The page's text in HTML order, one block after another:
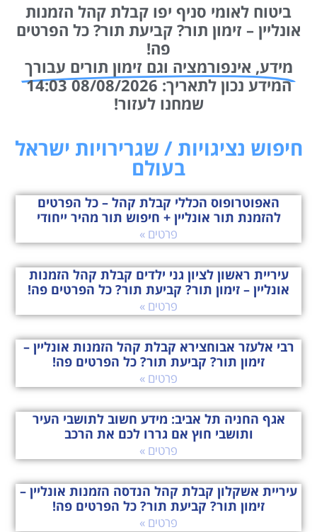
ביטוח לאומי סניף יפו קבלת קהל הזמנות
אונליין – זימון תור? קביעת תור? כל הפרטים
פה!
מידע, אינפורמציה וגם זימון תורים עבורך
המידע נכון לתאריך: 08/08/2026 14:03
שמחנו לעזור!
חיפוש נציגויות / שגרירויות ישראל
בעולם
האפוטרופוס הכללי קבלת קהל – כל הפרטים
להזמנת תור אונליין + חיפוש תור מהיר ייחודי
פרטים »
עיריית ראשון לציון גני ילדים קבלת קהל הזמנות
אונליין – זימון תור? קביעת תור? כל הפרטים פה!
פרטים »
רבי אלעזר אבוחצירא קבלת קהל הזמנות אונליין –
זימון תור? קביעת תור? כל הפרטים פה!
פרטים »
אגף החניה תל אביב: מידע חשוב לתושבי העיר
ותושבי חוץ אם גררו לכם את הרכב
פרטים »
עיריית אשקלון קבלת קהל הנדסה הזמנות אונליין –
זימון תור? קביעת תור? כל הפרטים פה!
פרטים »